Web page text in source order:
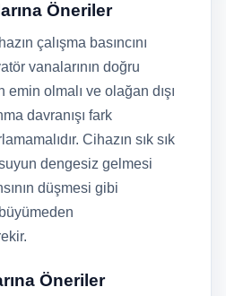
Öneriler
çalışma basıncını
vanalarının doğru
olmalı ve olağan dışı
davranışı fark
Cihazın sık sık
dengesiz gelmesi
düşmesi gibi
Öneriler